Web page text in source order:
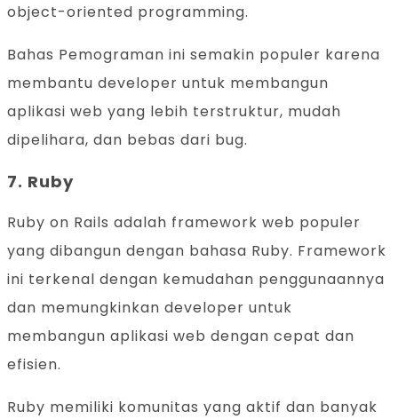
object-oriented programming.
Bahas Pemograman ini semakin populer karena
membantu developer untuk membangun
aplikasi web yang lebih terstruktur, mudah
dipelihara, dan bebas dari bug.
7. Ruby
Ruby on Rails adalah framework web populer
yang dibangun dengan bahasa Ruby. Framework
ini terkenal dengan kemudahan penggunaannya
dan memungkinkan developer untuk
membangun aplikasi web dengan cepat dan
efisien.
Ruby memiliki komunitas yang aktif dan banyak